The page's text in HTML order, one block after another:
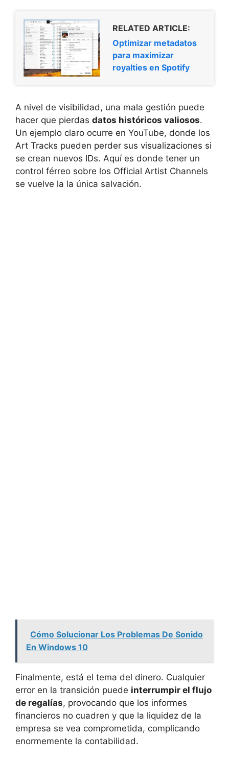
RELATED ARTICLE:
Optimizar metadatos
para maximizar
royalties en Spotify
A nivel de visibilidad, una mala gestión puede
hacer que pierdas datos históricos valiosos.
Un ejemplo claro ocurre en YouTube, donde los
Art Tracks pueden perder sus visualizaciones si
se crean nuevos IDs. Aquí es donde tener un
control férreo sobre los Official Artist Channels
se vuelve la la única salvación.
Cómo Solucionar Los Problemas De Sonido
En Windows 10
Finalmente, está el tema del dinero. Cualquier
error en la transición puede interrumpir el flujo
de regalías, provocando que los informes
financieros no cuadren y que la liquidez de la
empresa se vea comprometida, complicando
enormemente la contabilidad.